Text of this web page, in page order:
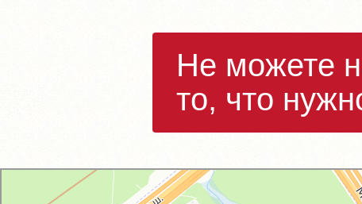
Не можете
то, что
GM-City&VAG-Repair
Автосервис, автотехцентр в Москве
Магазин автозапчастей и автотоваров в Москве